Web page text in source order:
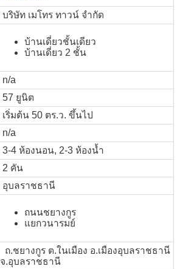
บริษัท เมโทร ทาวน์ จำกัด
บ้านเดี่ยวชั้นเดียว
บ้านเดี่ยว 2 ชั้น
n/a
57 ยูนิต
เริ่มต้น 50 ตร.ว. ขึ้นไป
n/a
3-4 ห้องนอน, 2-3 ห้องน้ำ
2 คัน
อุบลราชธานี
ถนนชยางกูร
แยกวนารมย์
ถ.ชยางกูร ต.ในเมือง อ.เมืองอุบลราชธานี
จ.อุบลราชธานี